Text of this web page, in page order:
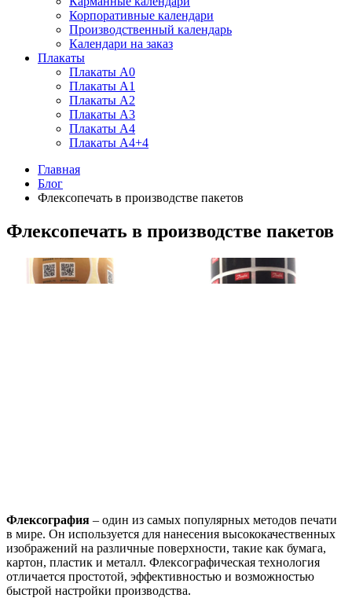
Корпоративные календари
Производственный календарь
Календари на заказ
Плакаты
Плакаты А0
Плакаты А1
Плакаты А2
Плакаты А3
Плакаты А4
Плакаты А4+4
Главная
Блог
Флексопечать в производстве пакетов
Флексопечать в производстве пакетов
Флексография – один из самых популярных методов печати
в мире. Он используется для нанесения высококачественных
изображений на различные поверхности, такие как бумага,
картон, пластик и металл. Флексографическая технология
отличается простотой, эффективностью и возможностью
быстрой настройки производства.